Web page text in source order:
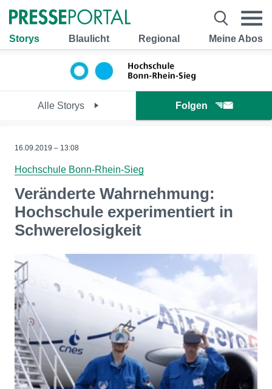
Storys Blaulicht Regional Meine Abos
Alle Storys Folgen
16.09.2019 – 13:08
Hochschule Bonn-Rhein-Sieg
Veränderte Wahrnehmung:
Hochschule experimentiert in
Schwerelosigkeit